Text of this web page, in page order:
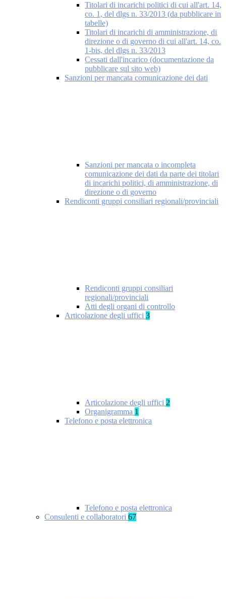
Titolari di incarichi politici di cui all'art. 14,
co. 1, del dlgs n. 33/2013 (da pubblicare in
tabelle)
Titolari di incarichi di amministrazione, di
direzione o di governo di cui all'art. 14, co.
1-bis, del dlgs n. 33/2013
Cessati dall'incarico (documentazione da
pubblicare sul sito web)
Sanzioni per mancata comunicazione dei dati
Sanzioni per mancata o incompleta
comunicazione dei dati da parte dei titolari
di incarichi politici, di amministrazione, di
direzione o di governo
Rendiconti gruppi consiliari regionali/provinciali
Rendiconti gruppi consiliari
regionali/provinciali
Atti degli organi di controllo
Articolazione degli uffici 3
Articolazione degli uffici 2
Organigramma 1
Telefono e posta elettronica
Telefono e posta elettronica
Consulenti e collaboratori 67